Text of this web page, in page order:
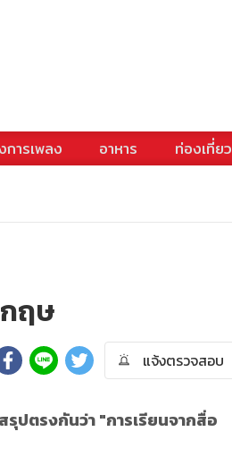
การเพลง อาหาร ท่องเที่ยว
ฤษ
แจ้งตรวจสอบ
รุปตรงกันว่า "การเรียนจากสื่อ